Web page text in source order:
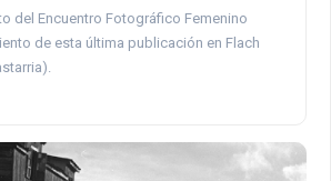
del Encuentro Fotográfico Femenino
de esta última publicación en Flach